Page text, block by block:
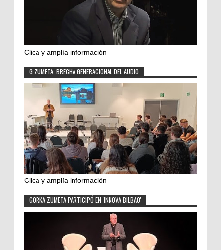
Clica y amplía información
G ZUMETA: BRECHA GENERACIONAL DEL AUDIO
Clica y amplía información
GORKA ZUMETA PARTICIPÓ EN 'INNOVA BILBAO'